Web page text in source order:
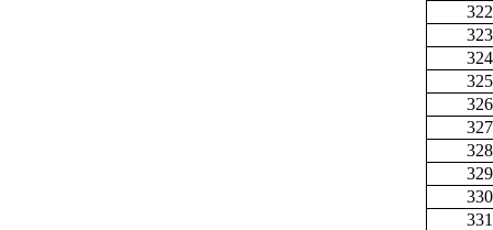
322
323
324
325
326
327
328
329
330
331